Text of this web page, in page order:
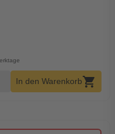
Menge
In den Warenkorbshopping_cart